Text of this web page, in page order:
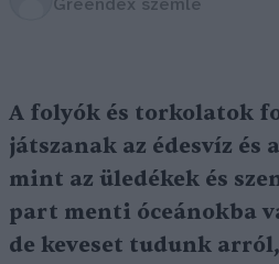
Greendex szemle
A folyók és torkolatok
játszanak az édesvíz és
mint az üledékek és
part menti óceánokba
de keveset tudunk